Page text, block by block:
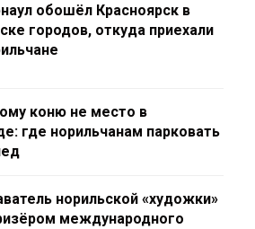
обошёл Красноярск в
городов, откуда приехали
коню не место в
где норильчанам парковать
норильской «художки»
международного